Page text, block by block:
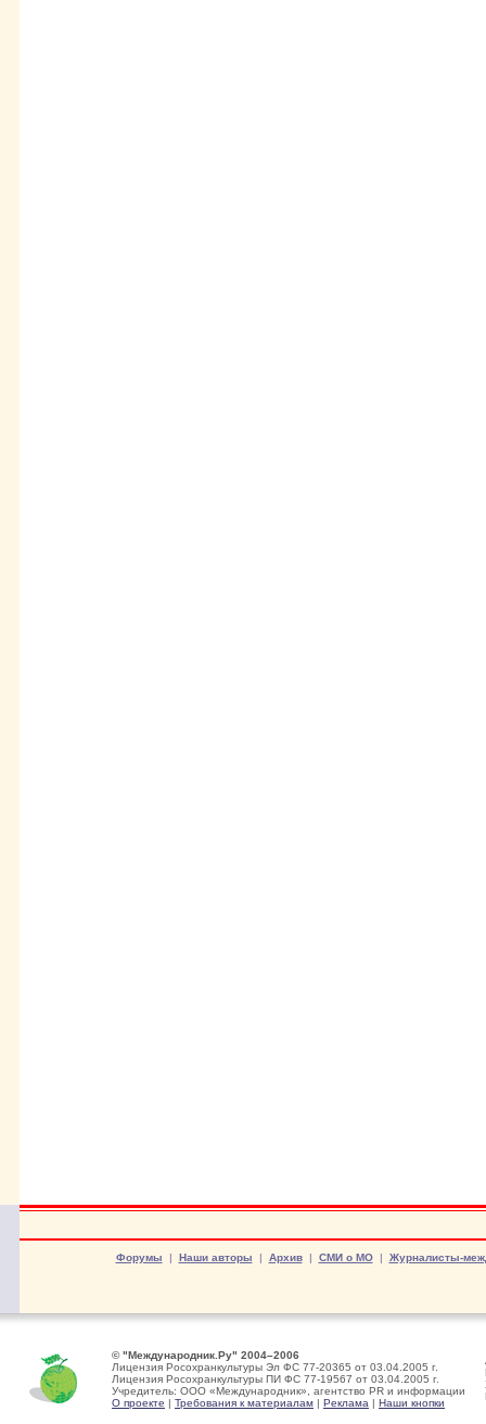
Форумы | Наши авторы | Архив| СМИ о МО| Журналисты-
© "Международник.Ру" 2004–2006
Лицензия Росохранкультуры Эл ФС 77-20365 от 03.04.2005 г.
Лицензия Росохранкультуры ПИ ФС 77-19567 от 03.04.2005 г.
Учредитель: ООО «Международник», агентство PR и информации
О проекте | Требования к материалам | Реклама | Наши кнопки